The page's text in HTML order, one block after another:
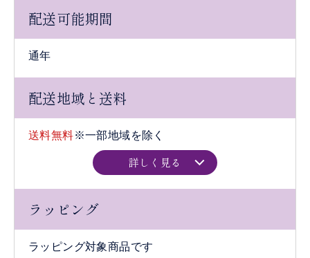
配送可能期間
通年
配送地域と送料
送料無料※一部地域を除く
詳しく見る
ラッピング
ラッピング対象商品です